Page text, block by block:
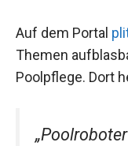
Auf dem Portal
Themen
Poolpflege. Dort